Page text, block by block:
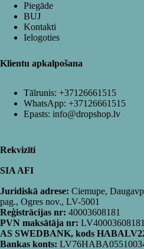
Piegāde
BUJ
Kontakti
Ielogoties
Klientu apkalpošana
Tālrunis: +37126661515
WhatsApp: +37126661515
Epasts: info@dropshop.lv
Rekvizīti
SIA AFI
Juridiskā adrese: Ciemupe,
pag., Ogres nov., LV-5001
Reģistrācijas nr: 40003608181
PVN maksātāja nr: LV40003608181
AS SWEDBANK, kods
Bankas konts: